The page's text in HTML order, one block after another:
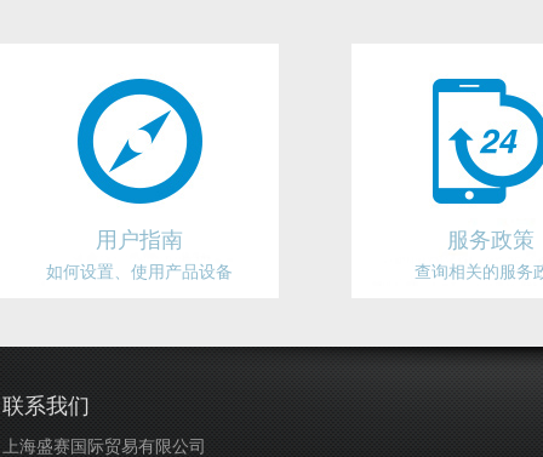
用户指南
如何设置、使用产品设备
服务政策
查询相关的服务
联系我们
上海盛赛国际贸易有限公司